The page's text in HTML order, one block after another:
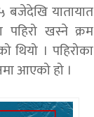
बजेदेखि यातायात
खस्ने क्रम
। पहिरोका
आएको हो ।